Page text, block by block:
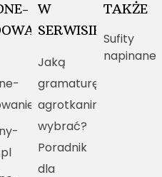
W
SERWISIE
Jaką
gramaturę
agrotkaniny
wybrać?
Poradnik
dla
TAKŻE
Sufity
napinane